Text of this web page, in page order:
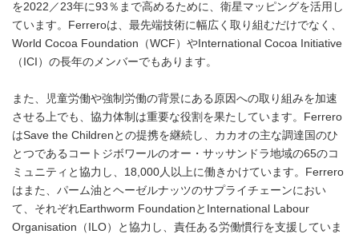
を2022／23年に93％まで高めるために、衛星マッピングを活用し
ています。Ferreroは、最先端技術に幅広く取り組むだけでなく、
World Cocoa Foundation（WCF）やInternational Cocoa Initiative
（ICI）の長年のメンバーでもあります。
また、児童労働や強制労働の背景にある原因への取り組みを加速
させる上でも、協力体制は重要な役割を果たしています。Ferrero
はSave the Childrenとの提携を継続し、カカオの主な調達国のひ
とつであるコートジボワールのオー・サッサンドラ地域の65のコ
ミュニティと協力し、18,000人以上に働きかけています。Ferrero
はまた、パーム油とヘーゼルナッツのサプライチェーンにおい
て、それぞれEarthworm FoundationとInternational Labour
Organisation（ILO）と協力し、責任ある労働慣行を支援していま